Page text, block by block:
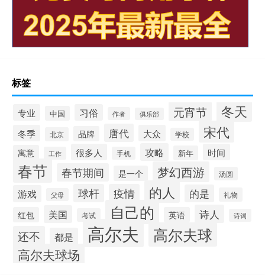
标签
专业 中国 习俗 作者 俱乐部 元宵节 冬天
冬季 北京 品牌 唐代 大众 学校 宋代
寓意 工作 很多人 手机 攻略 新年 时间
春节 春节期间 是一个 梦幻西游 汤圆
游戏 父母 球杆 疫情 的人 的是 礼物
红包 美国 考试 自己的 英语 诗人 诗词
还不 都是 高尔夫 高尔夫球
高尔夫球场